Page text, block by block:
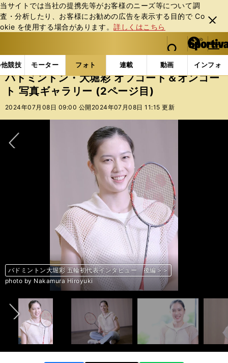
当サイトでは当社の提携先等がお客様のニーズ等について調
査・分析したり、お客様にお勧めの広告を表⽰する⽬的で Co
okie を使⽤する場合があります。詳しくはこちら
閉じ
る
web Sportiva (webスポルティーバ)
検索
マイペ
ー
ジ
メニュ
競技 モーター フォト 連載 動画 インフォ
b
ス
ポ
ル
バ
フォトギャラリー コラムフォト バドミントン・大
バドミントン・大堀彩 オフコート＆オンコー
ト 写真ギャラリー (2ページ目)
2024年07月08日 09:00 公開 2024年07月08日 11:15 更新
バドミントン大堀彩 五輪初代表インタビュー 前編＞＞
photo by Nakamura Hiroyuki
バドミントン大堀彩 五輪初代表インタビュー 後編＞＞
photo by Nakamura Hiroyuki
バドミントン大堀彩 五輪初代表インタビュー 前編＞＞
photo by Nakamura Hiroyuki
バドミントン大堀彩 五輪初代表インタビュー 後編＞＞
photo by Nakamura Hiroyuki
バドミントン大堀彩 五輪初代表インタビュー 前編＞＞
photo by Nakamura Hiroyuki
バドミントン大堀彩 五輪初代表インタビュー 後編＞＞
photo by Nakamura Hiroyuki
バドミントン大堀彩 五輪初代表インタビュー 前編＞＞
photo by Nakamura Hiroyuki
バドミントン大堀彩 五輪初代表インタビュー 後編＞＞
photo by Nakamura Hiroyuki
バドミントン大堀彩 五輪初代表インタビュー 前編＞＞
photo by Nakamura Hiroyuki
バドミントン大堀彩 五輪初代表インタビュー 後編＞＞
photo by Nakamura Hiroyuki
バドミントン大堀彩 五輪初代表インタビュー 前編＞＞
photo by Nakamura Hiroyuki
バドミントン大堀彩 五輪初代表インタビュー 後編＞＞
photo by Nakamura Hiroyuki
バドミントン大堀彩 五輪初代表インタビュー 前編＞＞
photo by Nakamura Hiroyuki
前へ